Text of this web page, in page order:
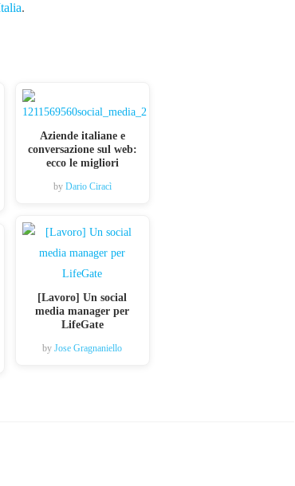
.
Aziende italiane e
conversazione sul web:
ecco le migliori
by Dario Ciracì
[Lavoro] Un social
media manager per
LifeGate
byJose Gragnaniello